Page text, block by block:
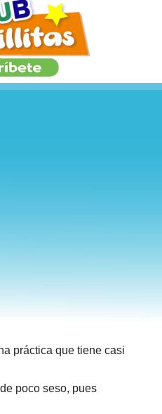
práctica que tiene casi
poco seso, pues